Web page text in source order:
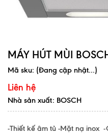
MÁY HÚT MÙI
Mã sku: (Đang cập nhật...)
Liên hệ
Nhà sản xuất: BOSCH
-Thiết kế âm tủ -Mặt nạ inox